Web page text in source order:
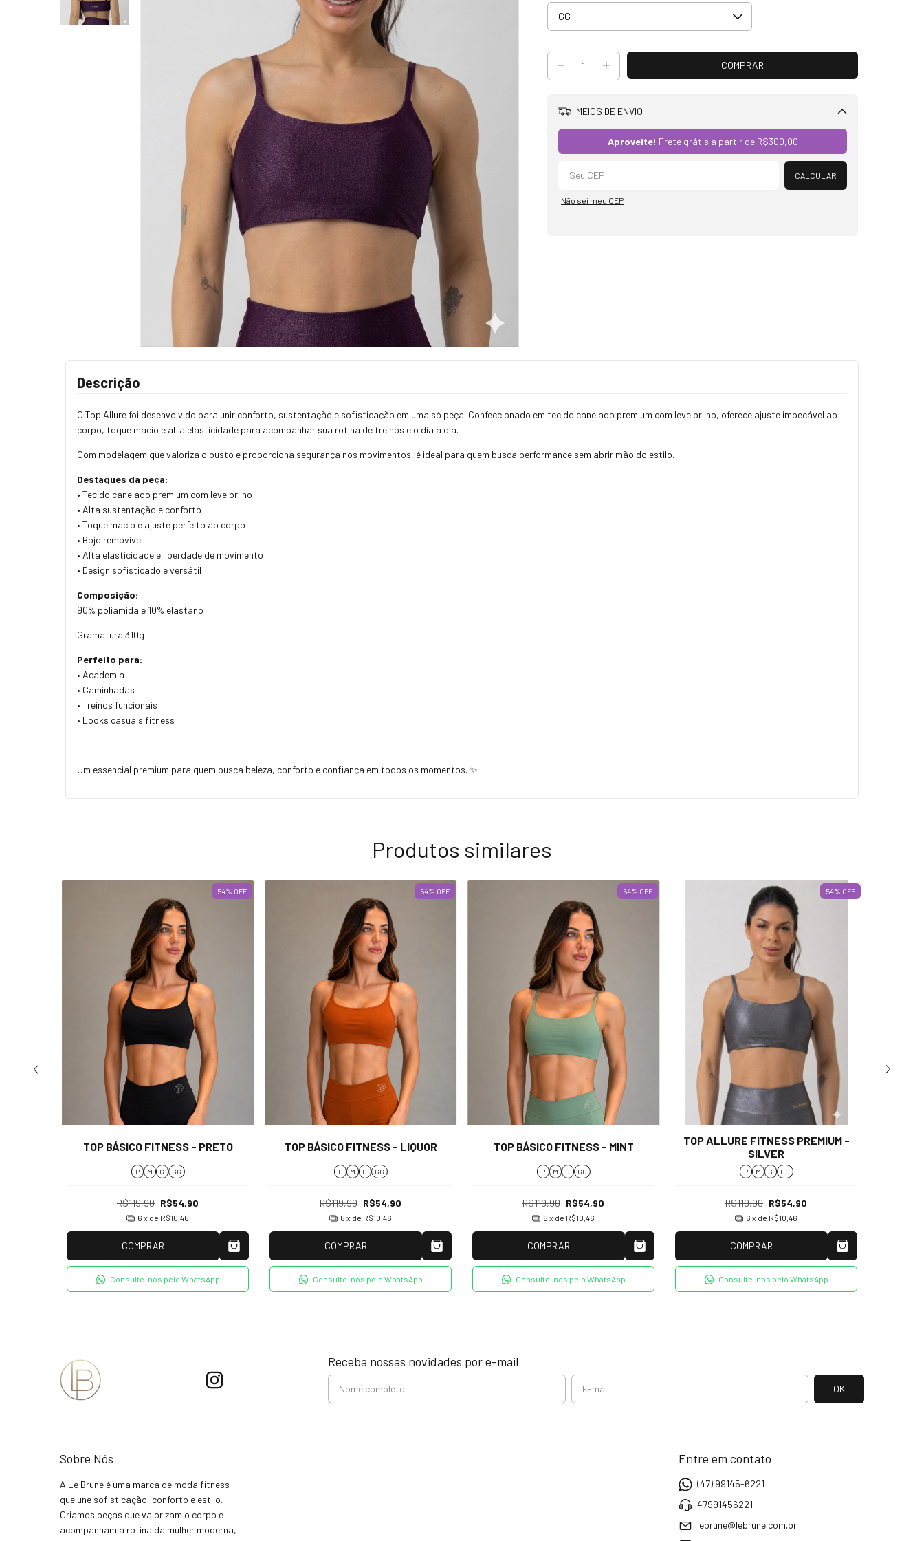
MEIOS DE ENVIO
Aproveite! Frete grátis a partir de R$300,00
CALCULAR
Não sei meu CEP
Descrição
O Top Allure foi desenvolvido para unir conforto, sustentação e sofisticação em uma só peça. Confeccionado em tecido canelado premium com leve brilho, oferece ajuste impecável ao
corpo, toque macio e alta elasticidade para acompanhar sua rotina de treinos e o dia a dia.
Com modelagem que valoriza o busto e proporciona segurança nos movimentos, é ideal para quem busca performance sem abrir mão do estilo.
Destaques da peça:
• Tecido canelado premium com leve brilho
• Alta sustentação e conforto
• Toque macio e ajuste perfeito ao corpo
• Bojo removível
• Alta elasticidade e liberdade de movimento
• Design sofisticado e versátil
Composição:
90% poliamida e 10% elastano
Gramatura 310g
Perfeito para:
• Academia
• Caminhadas
• Treinos funcionais
• Looks casuais fitness
Um essencial premium para quem busca beleza, conforto e confiança em todos os momentos. ✨
Produtos similares
54% OFF
TOP BÁSICO FITNESS - PRETO
P M G GG
R$119,90 R$54,90
6 x de R$10,46
COMPRAR
Consulte-nos pelo WhatsApp
54% OFF
TOP BÁSICO FITNESS - LIQUOR
P M G GG
R$119,90 R$54,90
6 x de R$10,46
COMPRAR
Consulte-nos pelo WhatsApp
54% OFF
TOP BÁSICO FITNESS - MINT
P M G GG
R$119,90 R$54,90
6 x de R$10,46
COMPRAR
Consulte-nos pelo WhatsApp
54% OFF
TOP ALLURE FITNESS PREMIUM -
SILVER
P M G GG
R$119,90 R$54,90
6 x de R$10,46
COMPRAR
Consulte-nos pelo WhatsApp
Receba nossas novidades por e-mail
Sobre Nós
A Le Brune é uma marca de moda fitness
que une sofisticação, conforto e estilo.
Criamos peças que valorizam o corpo e
acompanham a rotina da mulher moderna,
Entre em contato
(47) 99145-6221
47991456221
lebrune@lebrune.com.br